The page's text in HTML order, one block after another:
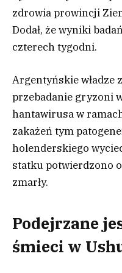
zdrowia prowincji
Dodał, że wyniki
czterech tygodni.
Argentyńskie władze
przebadanie gryzoni
hantawirusa w
zakażeń tym
holenderskiego
statku potwierdzono
zmarły.
Podejrzane
śmieci w